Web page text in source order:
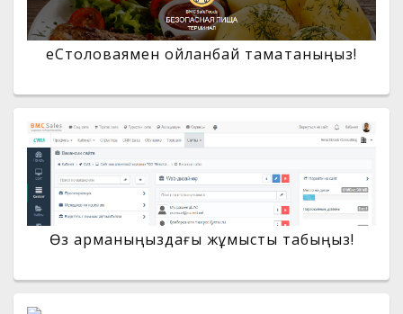
еСтоловаямен ойланбай тамақтаныңыз!
Өз арманыңыздағы жұмысты табыңыз!